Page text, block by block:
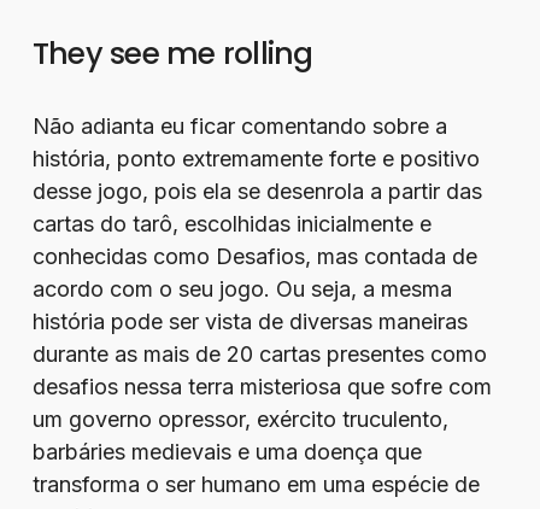
They see me rolling
Não adianta eu ficar comentando sobre a
história, ponto extremamente forte e positivo
desse jogo, pois ela se desenrola a partir das
cartas do tarô, escolhidas inicialmente e
conhecidas como Desafios, mas contada de
acordo com o seu jogo. Ou seja, a mesma
história pode ser vista de diversas maneiras
durante as mais de 20 cartas presentes como
desafios nessa terra misteriosa que sofre com
um governo opressor, exército truculento,
barbáries medievais e uma doença que
transforma o ser humano em uma espécie de